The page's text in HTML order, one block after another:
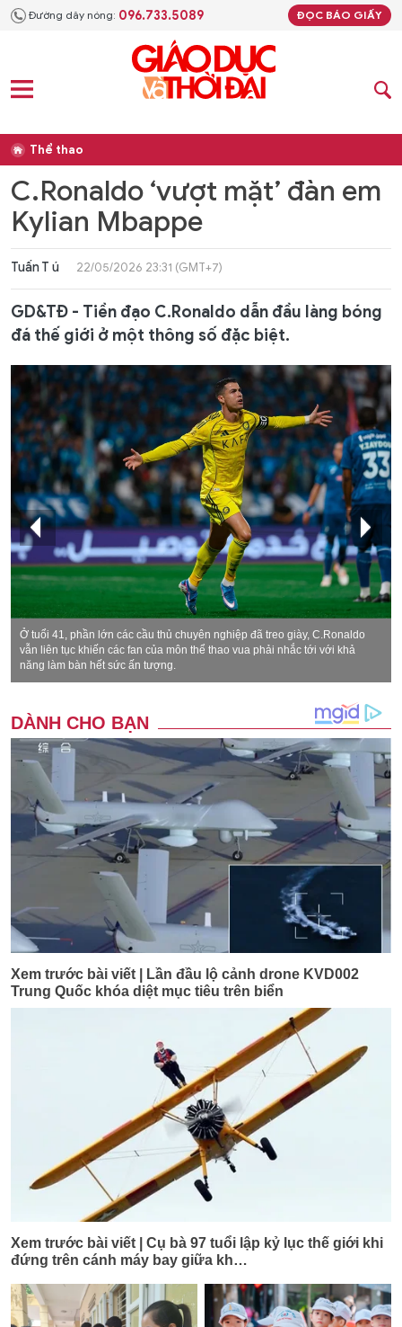
Đường dây nóng: 096.733.5089 ĐỌC BÁO GIẤY
Thể thao
C.Ronaldo ‘vượt mặt’ đàn em
Kylian Mbappe
Tuấn T ú 22/05/2026 23:31 (GMT+7)
GD&TĐ - Tiền đạo C.Ronaldo dẫn đầu làng bóng
đá thế giới ở một thông số đặc biệt.
Ở tuổi 41, phần lớn các cầu thủ chuyên nghiệp đã treo giày, C.Ronaldo
vẫn liên tục khiến các fan của môn thể thao vua phải nhắc tới với khả
năng làm bàn hết sức ấn tượng.